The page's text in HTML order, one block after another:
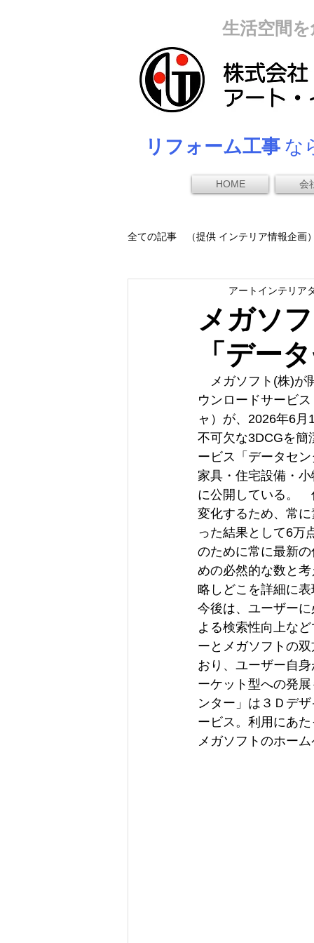
生活空間
リフォーム工事な
HOME 会
全ての記事 （提供 インテリア情報企画
メガソ
「デー
アートインテリア
メガソフト(株)が
ウンロードサービ
ャ）が、2026年6
不可欠な3DCGを簡
ービス「データセ
家具・住宅設備・
に公開している。
変化するため、常
った結果として6万
のために常に最新
めの必然的な数と
略しどこを詳細に
今後は、ユーザー
よる検索性向上な
ーとメガソフトの
おり、ユーザー自
ーケット型への発
ンター」は３Ｄデ
ービス。利用にあ
メガソフトのホー